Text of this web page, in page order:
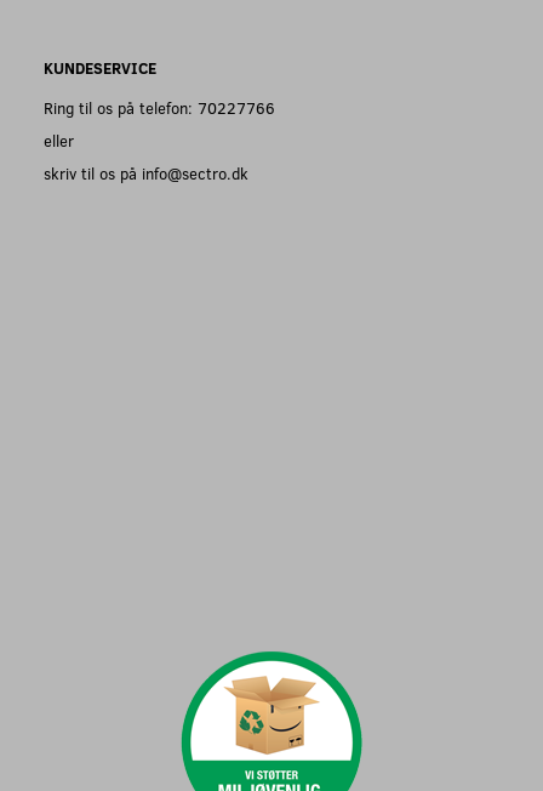
KUNDESERVICE
Ring til os på telefon: 70227766
eller
skriv til os på info@sectro.dk